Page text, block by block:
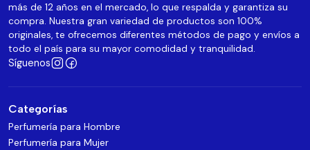
más de 12 años en el mercado, lo que respalda y garantiza su
compra. Nuestra gran variedad de productos son 100%
originales, te ofrecemos diferentes métodos de pago y envíos a
todo el país para su mayor comodidad y tranquilidad.
Síguenos
Categorías
Perfumería para Hombre
Perfumería para Mujer